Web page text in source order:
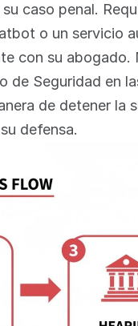
caso penal.
o un servicio
con su
Seguridad en
de detener
defensa.